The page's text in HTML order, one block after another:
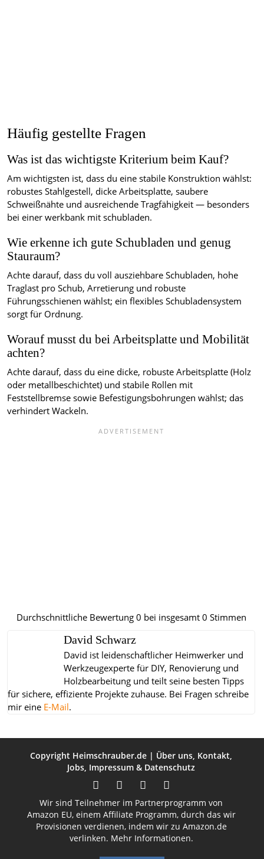
Häufig gestellte Fragen
Was ist das wichtigste Kriterium beim Kauf?
Am wichtigsten ist, dass du eine stabile Konstruktion wählst:
robustes Stahlgestell, dicke Arbeitsplatte, saubere
Schweißnähte und ausreichende Tragfähigkeit — besonders
bei einer werkbank mit schubladen.
Wie erkenne ich gute Schubladen und genug
Stauraum?
Achte darauf, dass du voll ausziehbare Schubladen, hohe
Traglast pro Schub, Arretierung und robuste
Führungsschienen wählst; ein flexibles Schubladensystem
sorgt für Ordnung.
Worauf musst du bei Arbeitsplatte und Mobilität
achten?
Achte darauf, dass du eine dicke, robuste Arbeitsplatte (Holz
oder metallbeschichtet) und stabile Rollen mit
Feststellbremse sowie Befestigungsbohrungen wählst; das
verhindert Wackeln.
Durchschnittliche Bewertung0 bei insgesamt0 Stimmen
David Schwarz
David ist leidenschaftlicher Heimwerker und
Werkzeugexperte für DIY, Renovierung und
Holzbearbeitung und teilt seine besten Tipps
für sichere, effiziente Projekte zuhause. Bei Fragen schreibe
mir eine E-Mail.
Copyright Heimschrauber.de | Über uns, Kontakt,
Jobs, Impressum & Datenschutz
Wir sind Teilnehmer im Partnerprogramm von
Amazon EU, einem Affiliate Programm, durch das wir
Provisionen verdienen, indem wir zu Amazon.de
verlinken. Mehr Informationen.